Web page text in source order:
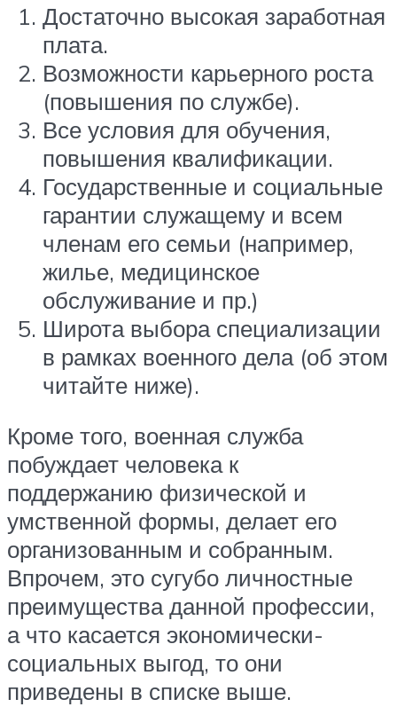
Достаточно высокая заработная
плата.
Возможности карьерного роста
(повышения по службе).
Все условия для обучения,
повышения квалификации.
Государственные и социальные
гарантии служащему и всем
членам его семьи (например,
жилье, медицинское
обслуживание и пр.)
Широта выбора специализации
в рамках военного дела (об этом
читайте ниже).
Кроме того, военная служба
побуждает человека к
поддержанию физической и
умственной формы, делает его
организованным и собранным.
Впрочем, это сугубо личностные
преимущества данной профессии,
а что касается экономически-
социальных выгод, то они
приведены в списке выше.